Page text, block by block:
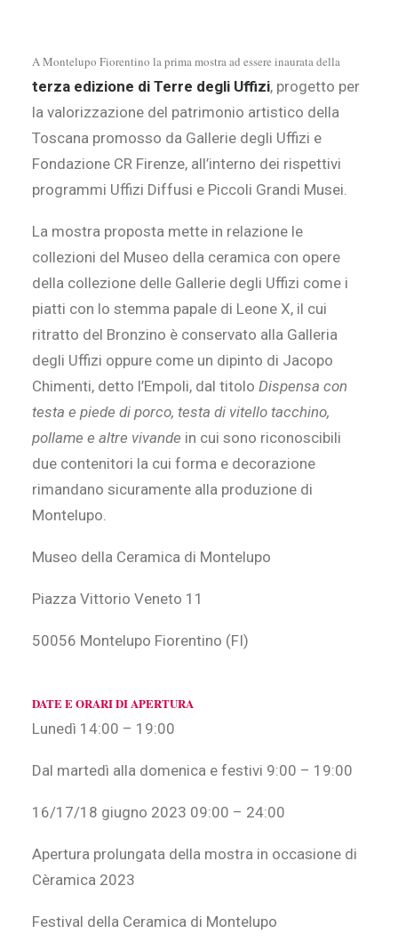
A Montelupo Fiorentino la prima mostra ad essere inaurata della
terza edizione di Terre degli Uffizi, progetto per
la valorizzazione del patrimonio artistico della
Toscana promosso da Gallerie degli Uffizi e
Fondazione CR Firenze, all’interno dei rispettivi
programmi Uffizi Diffusi e Piccoli Grandi Musei.
La mostra proposta mette in relazione le
collezioni del Museo della ceramica con opere
della collezione delle Gallerie degli Uffizi come i
piatti con lo stemma papale di Leone X, il cui
ritratto del Bronzino è conservato alla Galleria
degli Uffizi oppure come un dipinto di Jacopo
Chimenti, detto l’Empoli, dal titolo Dispensa con
testa e piede di porco, testa di vitello tacchino,
pollame e altre vivande in cui sono riconoscibili
due contenitori la cui forma e decorazione
rimandano sicuramente alla produzione di
Montelupo.
Museo della Ceramica di Montelupo
Piazza Vittorio Veneto 11
50056 Montelupo Fiorentino (FI)
DATE E ORARI DI APERTURA
Lunedì 14:00 – 19:00
Dal martedì alla domenica e festivi 9:00 – 19:00
16/17/18 giugno 2023 09:00 – 24:00
Apertura prolungata della mostra in occasione di
Cèramica 2023
Festival della Ceramica di Montelupo